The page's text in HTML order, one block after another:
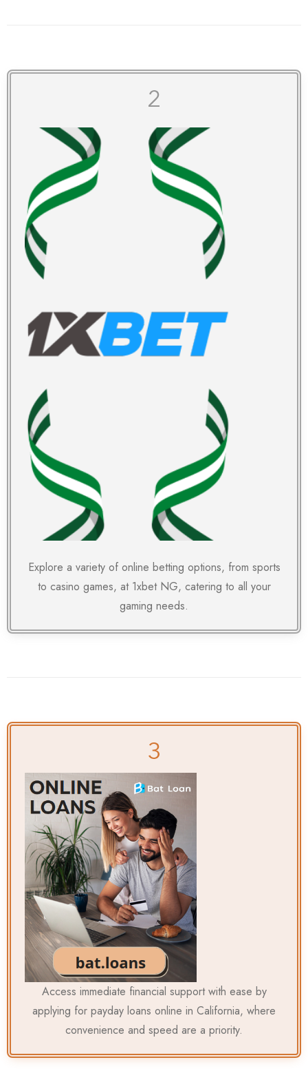
Explore a variety of online betting options, from sports
to casino games, at 1xbet NG, catering to all your
gaming needs.
Access immediate financial support with ease by
applying for payday loans online in California, where
convenience and speed are a priority.